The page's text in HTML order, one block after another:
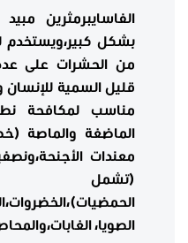
الفاسايبرمثرين
بشكل
من الحشرات على
قليل السمية
مناسب لمكافحة
الماضغة والماصة
معندات
(تشمل
الصويا،